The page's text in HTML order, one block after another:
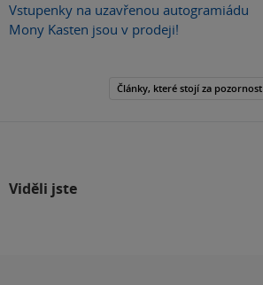
Vstupenky na uzavřenou autogramiádu
Mony Kasten jsou v prodeji!
Články, které stojí za pozornost
Viděli jste